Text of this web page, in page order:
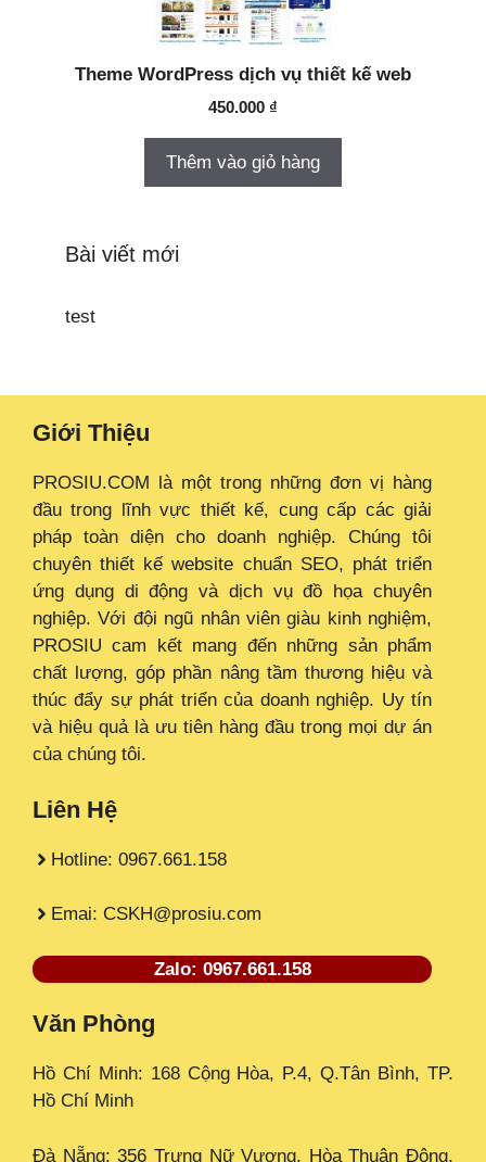
Theme WordPress dịch vụ thiết kế web
450.000 ₫
Thêm vào giỏ hàng
Bài viết mới
test
Giới Thiệu
PROSIU.COM là một trong những đơn vị hàng
đầu trong lĩnh vực thiết kế, cung cấp các giải
pháp toàn diện cho doanh nghiệp. Chúng tôi
chuyên thiết kế website chuẩn SEO, phát triển
ứng dụng di động và dịch vụ đồ họa chuyên
nghiệp. Với đội ngũ nhân viên giàu kinh nghiệm,
PROSIU cam kết mang đến những sản phẩm
chất lượng, góp phần nâng tầm thương hiệu và
thúc đẩy sự phát triển của doanh nghiệp. Uy tín
và hiệu quả là ưu tiên hàng đầu trong mọi dự án
của chúng tôi.
Liên Hệ
Hotline: 0967.661.158
Emai: CSKH@prosiu.com
Zalo: 0967.661.158
Văn Phòng
Hồ Chí Minh: 168 Cộng Hòa, P.4, Q.Tân Bình, TP.
Hồ Chí Minh
Đà Nẵng: 356 Trưng Nữ Vương, Hòa Thuận Đông,